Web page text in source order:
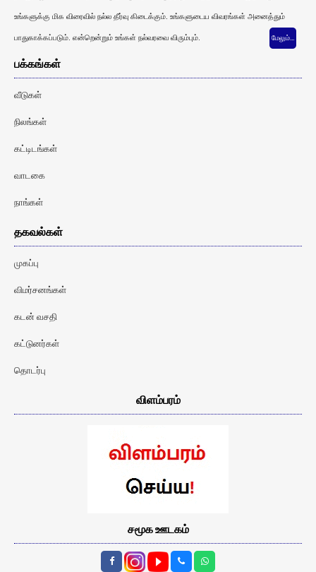
உங்களுக்கு மிக விரைவில் நல்ல தீர்வு கிடைக்கும். உங்களுடைய விவரங்கள் அனைத்தும்
பாதுகாக்கப்படும். என்றென்றும் உங்கள் நல்வரவை விரும்பும்.
மேலும்…
பக்கங்கள்
வீடுகள்
நிலங்கள்
கட்டிடங்கள்
வாடகை
நாங்கள்
தகவல்கள்
முகப்பு
விமர்சனங்கள்
கடன் வசதி
கட்டுனர்கள்
தொடர்பு
விளம்பரம்
சமூக ஊடகம்